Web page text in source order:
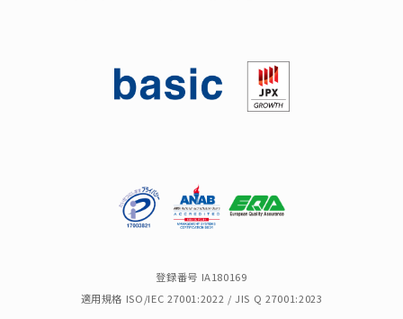
登録番号 IA180169
適用規格 ISO/IEC 27001:2022 / JIS Q 27001:2023